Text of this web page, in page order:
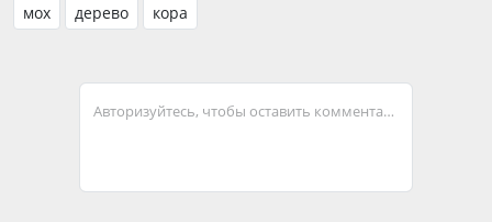
мох дерево кора
Авторизуйтесь, чтобы оставить комментарий